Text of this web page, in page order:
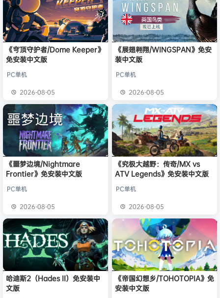
《穹顶守护者/Dome Keeper》
免安装中文版
PC单机
2026-08-05
《展翅翱翔/WINGSPAN》免安
装中文版
PC单机
2026-08-05
《噩梦边境/Nightmare
Frontier》免安装中文版
PC单机
2026-08-05
《究极大越野：传奇/MX vs
ATV Legends》免安装中文版
PC单机
2026-08-05
哈迪斯2（Hades II）免安装中
文版
《帝国幻想乡/TOHOTOPIA》免
安装中文版